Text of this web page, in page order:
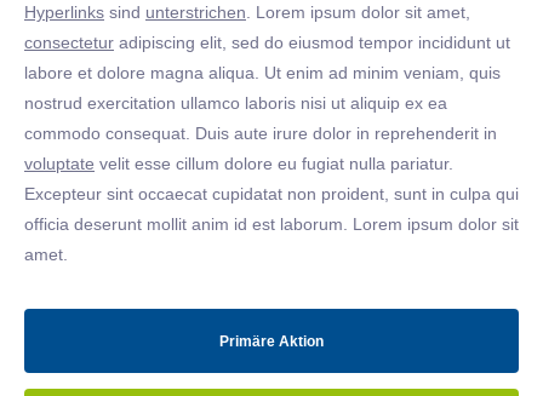
Hyperlinks sind unterstrichen . Lorem ipsum dolor sit amet,
consectetur adipiscing elit, sed do eiusmod tempor incididunt ut
labore et dolore magna aliqua. Ut enim ad minim veniam, quis
nostrud exercitation ullamco laboris nisi ut aliquip ex ea
commodo consequat. Duis aute irure dolor in reprehenderit in
voluptate velit esse cillum dolore eu fugiat nulla pariatur.
Excepteur sint occaecat cupidatat non proident, sunt in culpa qui
officia deserunt mollit anim id est laborum. Lorem ipsum dolor sit
amet.
Primäre Aktion